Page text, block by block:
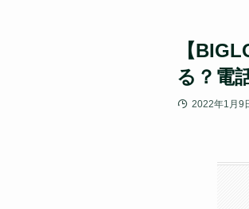
【
る？電
2022年1月9